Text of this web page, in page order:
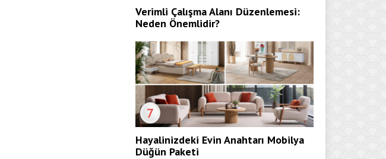
Verimli Çalışma Alanı Düzenlemesi:
Neden Önemlidir?
7
Hayalinizdeki Evin Anahtarı Mobilya
Düğün Paketi